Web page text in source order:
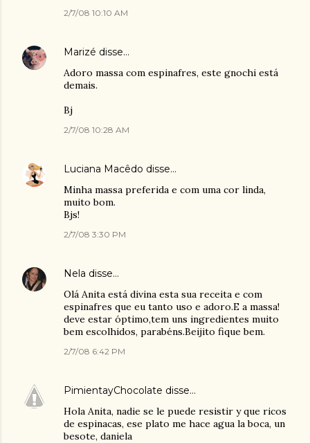
2/7/08 10:10 AM
Marizé disse…
Adoro massa com espinafres, este gnochi está
demais.
Bj
2/7/08 10:28 AM
Luciana Macêdo disse…
Minha massa preferida e com uma cor linda,
muito bom.
Bjs!
2/7/08 3:30 PM
Nela disse…
Olá Anita está divina esta sua receita e com
espinafres que eu tanto uso e adoro.E a massa!
deve estar óptimo,tem uns ingredientes muito
bem escolhidos, parabéns.Beijito fique bem.
2/7/08 6:42 PM
PimientayChocolate disse…
Hola Anita, nadie se le puede resistir y que ricos
de espinacas, ese plato me hace agua la boca, un
besote, daniela